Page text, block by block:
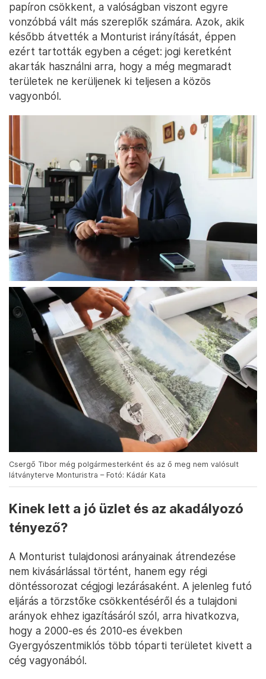
papíron csökkent, a valóságban viszont egyre
vonzóbbá vált más szereplők számára. Azok, akik
később átvették a Monturist irányítását, éppen
ezért tartották egyben a céget: jogi keretként
akarták használni arra, hogy a még megmaradt
területek ne kerüljenek ki teljesen a közös
vagyonból.
Csergő Tibor még polgármesterként és az ő meg nem valósult
látványterve Monturistra – Fotó: Kádár Kata
Kinek lett a jó üzlet és az akadályozó
tényező?
A Monturist tulajdonosi arányainak átrendezése
nem kivásárlással történt, hanem egy régi
döntéssorozat cégjogi lezárásaként. A jelenleg futó
eljárás a törzstőke csökkentéséről és a tulajdoni
arányok ehhez igazításáról szól, arra hivatkozva,
hogy a 2000-es és 2010-es években
Gyergyószentmiklós több tóparti területet kivett a
cég vagyonából.